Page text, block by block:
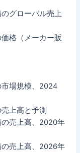
グローバル売上
格（メーカー販
市場規模、2024
上高と予測
売上高、2020年
売上高、2026年